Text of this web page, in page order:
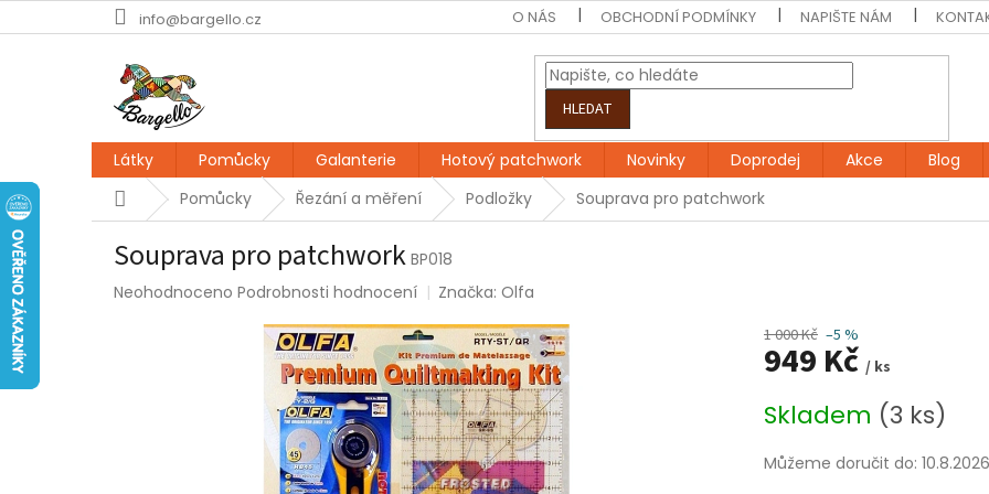
na
info@bargello.cz O NÁS OBCHODNÍ PODMÍNKY NAPIŠTE NÁM
HLEDAT
Látky Pomůcky Galanterie Hotový patchwork Novinky Doprodej Akce Blog
DomůPomůcky Řezání a měření Podložky Souprava pro patchwork
Souprava pro patchwork BP018
Průměrné
Neohodnoceno Podrobnosti hodnocení Značka:Olfa
1 000 Kč –5 %
949 Kč / ks
cena:
Skladem (3 ks)
Můžeme doručit do: 10.8.2026